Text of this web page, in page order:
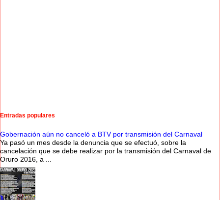
Entradas populares
Gobernación aún no canceló a BTV por transmisión del Carnaval
Ya pasó un mes desde la denuncia que se efectuó, sobre la
cancelación que se debe realizar por la transmisión del Carnaval de
Oruro 2016, a ...